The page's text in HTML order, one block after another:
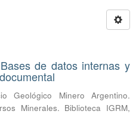
de datos internas y
Geológico Minero Argentino.
Minerales. Biblioteca IGRM,